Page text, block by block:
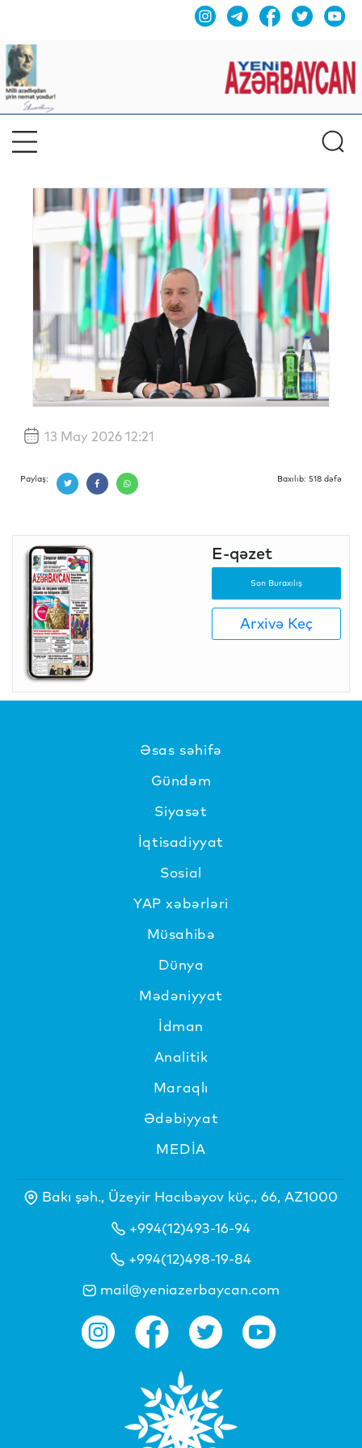
13 May 2026 12:21
Paylaş: Baxılıb: 518 dəfə
E-qəzet
Son Buraxılış
Arxivə Keç
Əsas səhifə
Gündəm
Siyasət
İqtisadiyyat
Sosial
YAP xəbərləri
Müsahibə
Dünya
Mədəniyyat
İdman
Analitik
Maraqlı
Ədəbiyyat
MEDİA
Bakı şəh., Üzeyir Hacıbəyov küç., 66, AZ1000
+994(12)493-16-94
+994(12)498-19-84
mail@yeniazerbaycan.com